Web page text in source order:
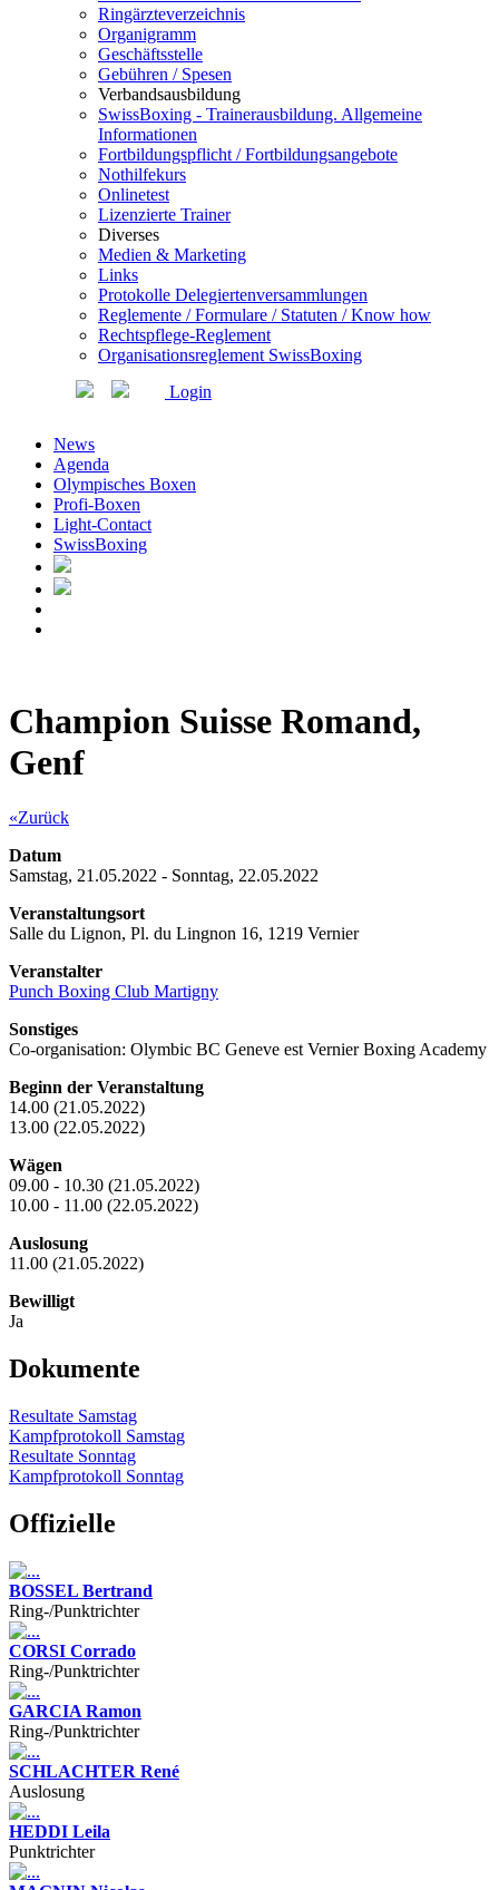
Ringärzteverzeichnis
Organigramm
Geschäftsstelle
Gebühren / Spesen
Verbandsausbildung
SwissBoxing - Trainerausbildung. Allgemeine
Informationen
Fortbildungspflicht / Fortbildungsangebote
Nothilfekurs
Onlinetest
Lizenzierte Trainer
Diverses
Medien & Marketing
Links
Protokolle Delegiertenversammlungen
Reglemente / Formulare / Statuten / Know how
Rechtspflege-Reglement
Organisationsreglement SwissBoxing
Login
News
Agenda
Olympisches Boxen
Profi-Boxen
Light-Contact
SwissBoxing
Champion Suisse Romand,
Genf
«Zurück
Datum
Samstag, 21.05.2022 - Sonntag, 22.05.2022
Veranstaltungsort
Salle du Lignon, Pl. du Lingnon 16, 1219 Vernier
Veranstalter
Punch Boxing Club Martigny
Sonstiges
Co-organisation: Olymbic BC Geneve est Vernier Boxing Academy
Beginn der Veranstaltung
14.00 (21.05.2022)
13.00 (22.05.2022)
Wägen
09.00 - 10.30 (21.05.2022)
10.00 - 11.00 (22.05.2022)
Auslosung
11.00 (21.05.2022)
Bewilligt
Ja
Dokumente
Resultate Samstag
Kampfprotokoll Samstag
Resultate Sonntag
Kampfprotokoll Sonntag
Offizielle
BOSSEL Bertrand
Ring-/Punktrichter
CORSI Corrado
Ring-/Punktrichter
GARCIA Ramon
Ring-/Punktrichter
SCHLACHTER René
Auslosung
HEDDI Leila
Punktrichter